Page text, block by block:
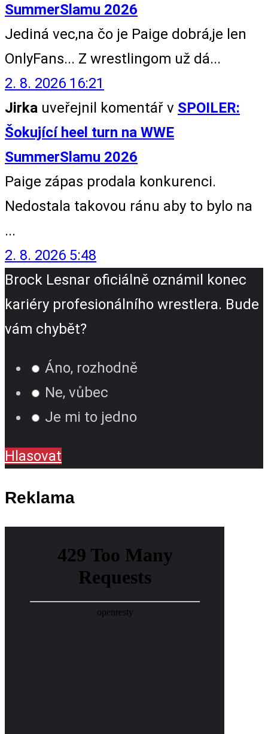
SummerSlamu 2026
Jediná vec,na čo je Paige dobrá,je len
OnlyFans... Z wrestlingom už dá...
2. 8. 2026 16:21
Jirka uveřejnil komentář v SPOILER:
Šokující heel turn na WWE
SummerSlamu 2026
Paige zápas prodala konkurenci.
Nedostala takovou ránu aby to bylo na
...
2. 8. 2026 5:48
Brock Lesnar oficiálně oznámil konec
kariéry profesionálního wrestlera. Bude
vám chybět?
Áno, rozhodně
Ne, vůbec
Je mi to jedno
Hlasovat
Reklama